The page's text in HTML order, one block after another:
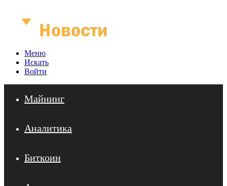
Меню
Искать
Войти
Майнинг
Аналитика
Биткоин